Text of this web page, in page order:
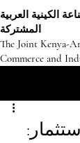
الكينية العربية
المشتركة
The Joint Kenya-
Commerce and